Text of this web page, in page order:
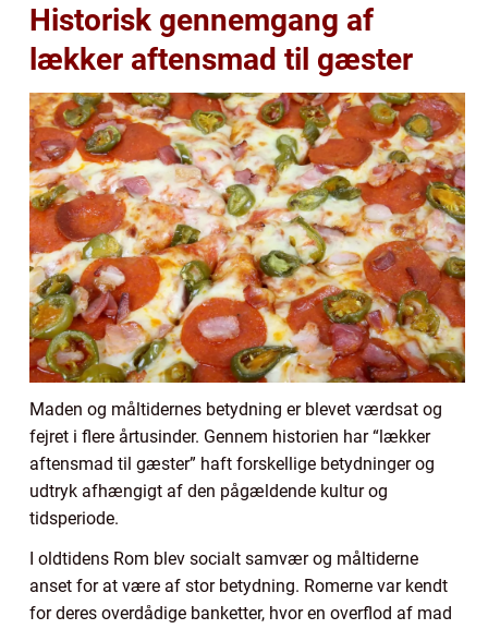
Historisk gennemgang af
lækker aftensmad til gæster
Maden og måltidernes betydning er blevet værdsat og
fejret i flere årtusinder. Gennem historien har “lækker
aftensmad til gæster” haft forskellige betydninger og
udtryk afhængigt af den pågældende kultur og
tidsperiode.
I oldtidens Rom blev socialt samvær og måltiderne
anset for at være af stor betydning. Romerne var kendt
for deres overdådige banketter, hvor en overflod af mad